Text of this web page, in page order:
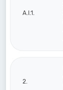
A.I.1.
2.